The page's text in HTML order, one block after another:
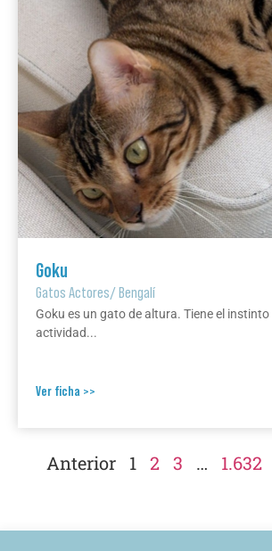
Goku
Gatos Actores/Bengalí
Goku es un gato de altura. Tiene el
actividad...
Ver ficha >>
Anterior 1 2 3 … 1.632